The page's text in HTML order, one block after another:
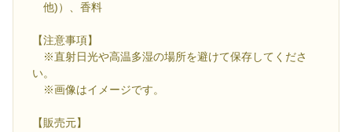
他)）、香料
【注意事項】
※直射日光や高温多湿の場所を避けて保存してくださ
い。
※画像はイメージです。
【販売元】